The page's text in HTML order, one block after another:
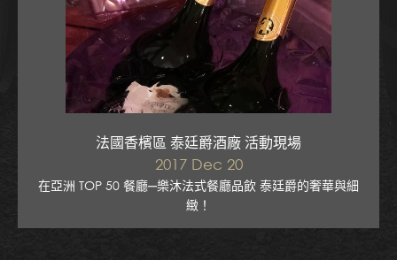
法國香檳區 泰廷爵酒廠 活動現場
2017 Dec 20
在亞洲 TOP 50 餐廳─樂沐法式餐廳品飲 泰廷爵的奢華與細
緻！